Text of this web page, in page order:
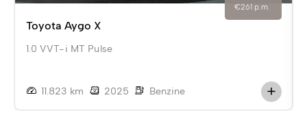
€261 p.m.
Toyota Aygo X
1.0 VVT-i MT Pulse
11.823 km 2025 Benzine